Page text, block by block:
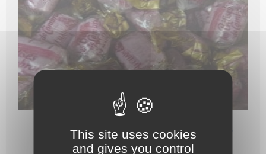
BÊTISES DE CAMBRAI À LA VIOLETTE X100GRS
This site uses cookies
and gives you control